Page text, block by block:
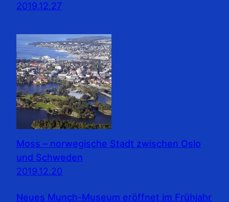
2019.12.27
Moss – norwegische Stadt zwischen Oslo
und Schweden
2019.12.20
Neues Munch-Museum eröffnet im Frühjahr